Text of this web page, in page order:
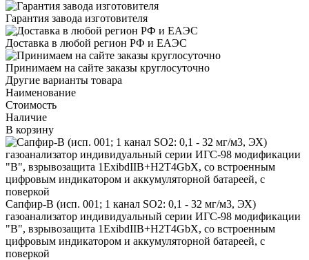
Гарантия завода изготовителя
Доставка в любой регион РФ и ЕАЭС
Принимаем на сайте заказы круглосуточно
Другие варианты товара
Наименование
Стоимость
Наличие
В корзину
Сапфир-В (исп. 001; 1 канал SO2: 0,1 - 32 мг/м3, ЭХ)
газоанализатор индивидуальный серии ИГС-98 модификации
"В", взрывозащита 1ExibdIIB+H2T4GbX, со встроенным
цифровым индикатором и аккумуляторной батареей, с
поверкой